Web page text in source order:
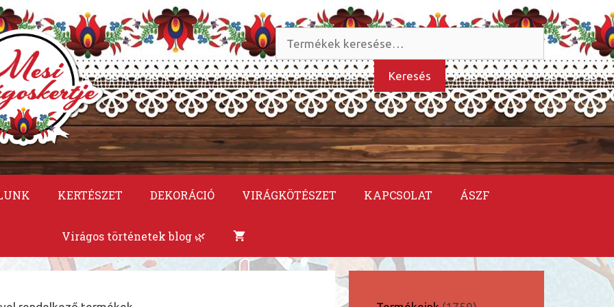
Keresés
a
következőre:
Keresés
KERTÉSZET DEKORÁCIÓ VIRÁGKÖTÉSZET KAPCSOLAT ÁSZF
Virágos történetek blog 🌿